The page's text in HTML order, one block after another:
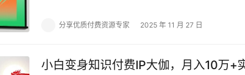
分享优质付费资源专家 2025 年 11 月 27 日
小白变身知识付费IP大伽，月入10万+